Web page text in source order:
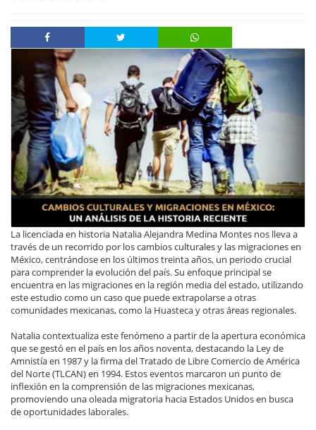
La licenciada en historia Natalia Alejandra Medina Montes nos lleva a
través de un recorrido por los cambios culturales y las migraciones en
México, centrándose en los últimos treinta años, un periodo crucial
para comprender la evolución del país. Su enfoque principal se
encuentra en las migraciones en la región media del estado, utilizando
este estudio como un caso que puede extrapolarse a otras
comunidades mexicanas, como la Huasteca y otras áreas regionales.
Natalia contextualiza este fenómeno a partir de la apertura económica
que se gestó en el país en los años noventa, destacando la Ley de
Amnistía en 1987 y la firma del Tratado de Libre Comercio de América
del Norte (TLCAN) en 1994. Estos eventos marcaron un punto de
inflexión en la comprensión de las migraciones mexicanas,
promoviendo una oleada migratoria hacia Estados Unidos en busca
de oportunidades laborales.